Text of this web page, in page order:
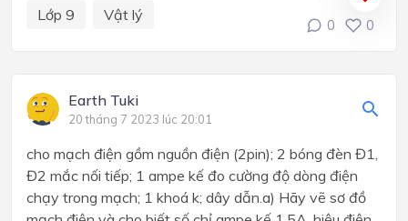
Lớp 9 Vật lý
0 0
Earth Tuki
20 tháng 7 2023 lúc 20:01
cho mạch điện gồm nguồn điện (2pin); 2 bóng đèn Đ1,
Đ2 mắc nối tiếp; 1 ampe kế đo cường độ dòng điện
chạy trong mạch; 1 khoá k; dây dẫn.a) Hãy vẽ sơ đồ